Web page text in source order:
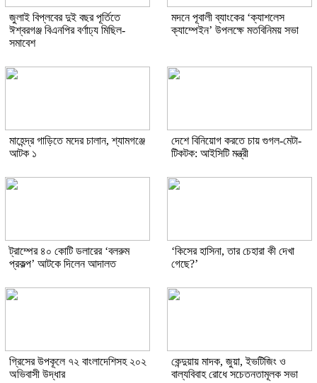
জুলাই বিপ্লবের দুই বছর পূর্তিতে
ঈশ্বরগঞ্জ বিএনপির বর্ণাঢ্য মিছিল-
সমাবেশ
মদনে পূবালী ব্যাংকের ‘ক্যাশলেস
ক্যাম্পেইন’ উপলক্ষে মতবিনিময় সভা
মাহেন্দ্র গাড়িতে মদের চালান, শ্যামগঞ্জে
আটক ১
দেশে বিনিয়োগ করতে চায় গুগল-মেটা-
টিকটক: আইসিটি মন্ত্রী
ট্রাম্পের ৪০ কোটি ডলারের ‘বলরুম
প্রকল্প’ আটকে দিলেন আদালত
‘কিসের হাসিনা, তার চেহারা কী দেখা
গেছে?’
গ্রিসের উপকূলে ৭২ বাংলাদেশিসহ ২০২
অভিবাসী উদ্ধার
কেন্দুয়ায় মাদক, জুয়া, ইভটিজিং ও
বাল্যবিবাহ রোধে সচেতনতামূলক সভা